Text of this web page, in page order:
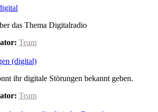
das Thema Digitalradio
Team
(digital)
ihr digitale Störungen bekannt geben.
Team